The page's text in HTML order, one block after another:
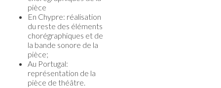
pièce
En Chypre: réalisation
du reste des éléments
chorégraphiques et de
la bande sonore de la
pièce;
Au Portugal:
représentation de la
pièce de théâtre.